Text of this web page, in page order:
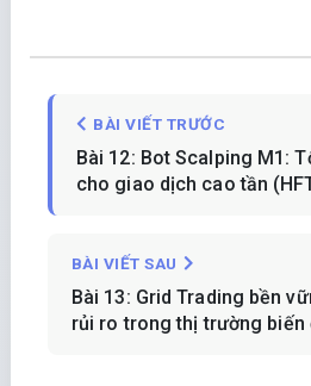
BÀI VIẾT TRƯỚC
Bài 12: Bot Scalping M1:
cho giao dịch cao tần
BÀI VIẾT SAU
Bài 13: Grid Trading bền
rủi ro trong thị trường biến